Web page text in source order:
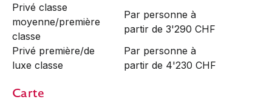
Privé classe
moyenne/première
classe
Par personne à
partir de 3'290 CHF
Privé première/de
luxe classe
Par personne à
partir de 4'230 CHF
Carte